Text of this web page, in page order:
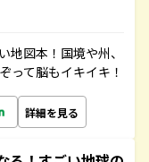
地図本！国境や州、
って脳もイキイキ！
詳細を見る